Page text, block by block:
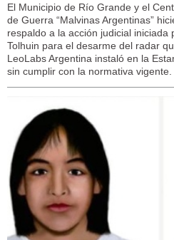
El Municipio de Río Grande y el
de Guerra “Malvinas Argentinas”
respaldo a la acción judicial iniciada
Tolhuin para el desarme del radar
LeoLabs Argentina instaló en la
sin cumplir con la normativa vigente.